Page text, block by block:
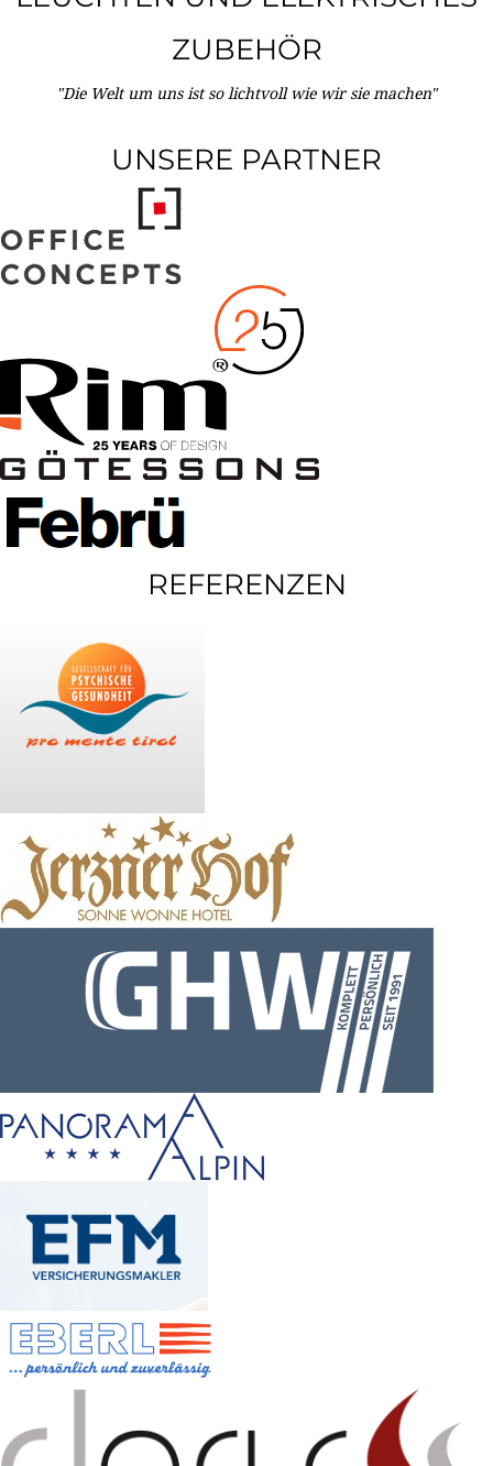
ZUBEHÖR
"Die Welt um uns ist so lichtvoll wie wir sie machen"
UNSERE PARTNER
REFERENZEN